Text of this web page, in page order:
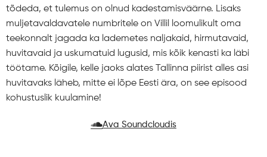
tõdeda, et tulemus on olnud kadestamisväärne. Lisaks
muljetavaldavatele numbritele on Villil loomulikult oma
teekonnalt jagada ka lademetes naljakaid, hirmutavaid,
huvitavaid ja uskumatuid lugusid, mis kõik kenasti ka läbi
töötame. Kõigile, kelle jaoks alates Tallinna piirist alles asi
huvitavaks läheb, mitte ei lõpe Eesti ära, on see episood
kohustuslik kuulamine!
Ava Soundcloudis